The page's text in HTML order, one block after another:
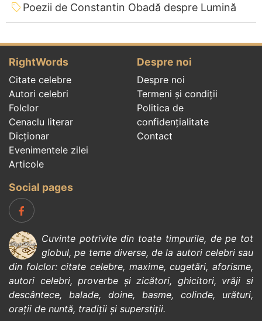
Poezii de Constantin Obadă despre Lumină
RightWords
Citate celebre
Autori celebri
Folclor
Cenaclu literar
Dicționar
Evenimentele zilei
Articole
Despre noi
Despre noi
Termeni și condiții
Politica de
confidenţialitate
Contact
Social pages
Cuvinte potrivite din toate timpurile, de pe tot
globul, pe teme diverse, de la autori celebrisau
din folclor:citate celebre, maxime,cugetări,aforisme,
autori celebri,proverbe și zicători, ghicitori, vrăji si
descântece, balade, doine, basme, colinde, urături,
orații de nuntă, tradiții și superstiții.